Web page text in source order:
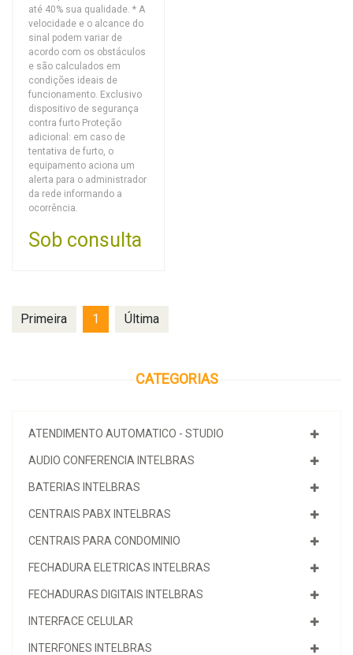
CATEGORIAS
ATENDIMENTO AUTOMATICO - STUDIO
AUDIO CONFERENCIA INTELBRAS
BATERIAS INTELBRAS
CENTRAIS PABX INTELBRAS
CENTRAIS PARA CONDOMINIO
FECHADURA ELETRICAS INTELBRAS
FECHADURAS DIGITAIS INTELBRAS
INTERFACE CELULAR
INTERFONES INTELBRAS
até 40% sua qualidade. * A
velocidade e o alcance do
sinal podem variar de
acordo com os obstáculos
e são calculados em
condições ideais de
funcionamento. Exclusivo
dispositivo de segurança
contra furto Proteção
adicional: em caso de
tentativa de furto, o
equipamento aciona um
alerta para o administrador
da rede informando a
ocorrência.
Sob consulta
Primeira 1 Última